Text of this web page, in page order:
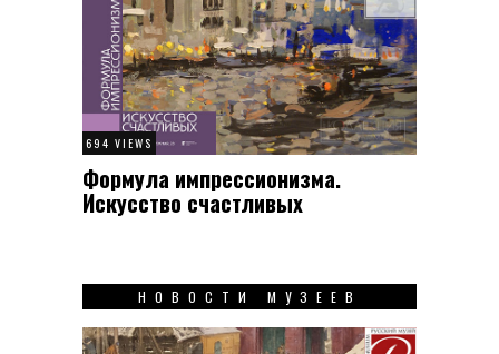
694 VIEWS
Формула импрессионизма.
Искусство счастливых
НОВОСТИ МУЗЕЕВ